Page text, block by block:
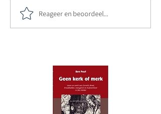
Boekpresentatie Geen kerk
of merk
Reageer en beoordeel...